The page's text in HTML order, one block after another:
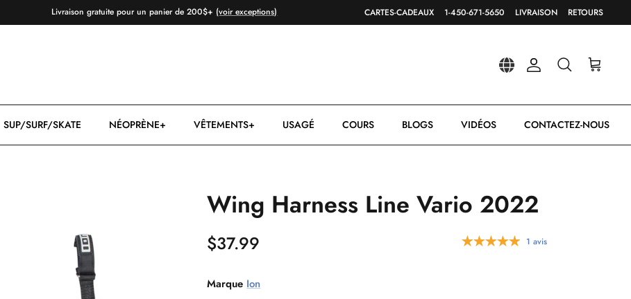
Livraison gratuite pour un panier de 200$+ (voir exceptions) CARTES-CADEAUX 1-450-671-5650 LIVRAISON RETOURS
CompteRecherchePanier
SUP/SURF/SKATE NÉOPRÈNE+ VÊTEMENTS+ USAGÉ COURS BLOGS VIDÉOS CONTACTEZ-NOUS
Wing Harness Line Vario 2022
$37.99 1 avis
Marque Ion